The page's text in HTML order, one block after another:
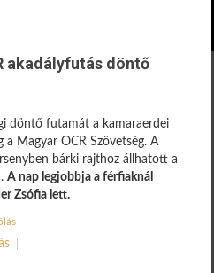
akadályfutás döntő
döntő futamát a kamaraerdei
a Magyar OCR Szövetség. A
bárki rajthoz állhatott a
A nap legjobbja a férfiaknál
Zsófia lett.